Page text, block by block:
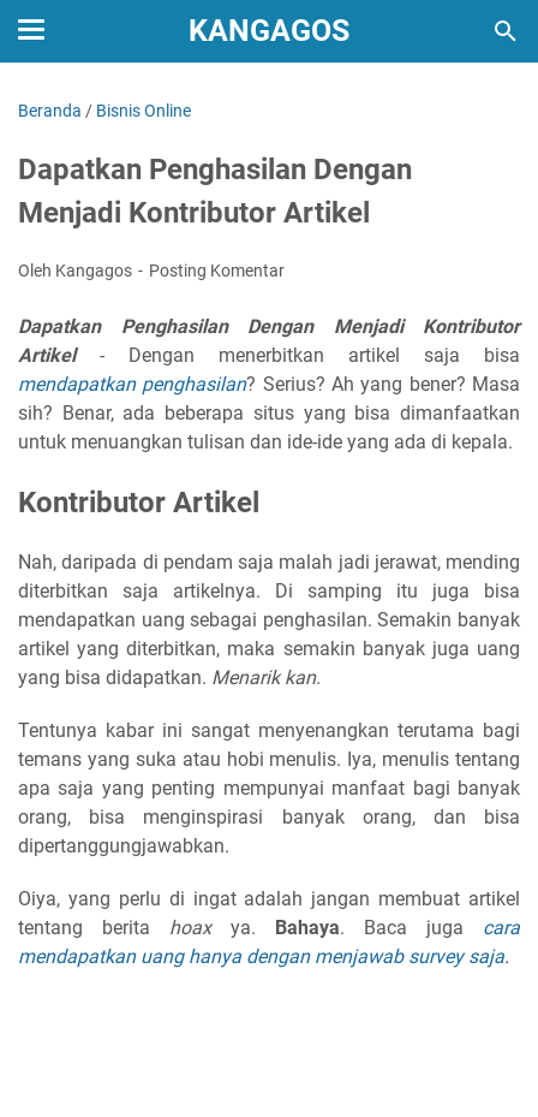
KANGAGOS
Beranda / Bisnis Online
Dapatkan Penghasilan Dengan
Menjadi Kontributor Artikel
Oleh Kangagos Posting Komentar
Dapatkan Penghasilan Dengan Menjadi Kontributor
Artikel- Dengan menerbitkan artikel saja bisa
mendapatkan penghasilan? Serius? Ah yang bener? Masa
sih? Benar, ada beberapa situs yang bisa dimanfaatkan
untuk menuangkan tulisan dan ide-ide yang ada di kepala.
Kontributor Artikel
Nah, daripada di pendam saja malah jadi jerawat, mending
diterbitkan saja artikelnya. Di samping itu juga bisa
mendapatkan uang sebagai penghasilan. Semakin banyak
artikel yang diterbitkan, maka semakin banyak juga uang
yang bisa didapatkan. Menarik kan.
Tentunya kabar ini sangat menyenangkan terutama bagi
temans yang suka atau hobi menulis. Iya, menulis tentang
apa saja yang penting mempunyai manfaat bagi banyak
orang, bisa menginspirasi banyak orang, dan bisa
dipertanggungjawabkan.
Oiya, yang perlu di ingat adalah jangan membuat artikel
tentang berita hoaxya. Bahaya. Baca juga cara
mendapatkan uang hanya dengan menjawab survey saja.